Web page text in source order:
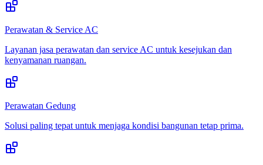
Perawatan & Service AC
Layanan jasa perawatan dan service AC untuk kesejukan dan
kenyamanan ruangan.
Perawatan Gedung
Solusi paling tepat untuk menjaga kondisi bangunan tetap prima.